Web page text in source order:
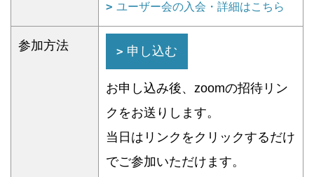
ユーザー会の入会・詳細はこちら
参加方法 申し込む
お申し込み後、zoomの招待リン
クをお送りします。
当日はリンクをクリックするだけ
でご参加いただけます。